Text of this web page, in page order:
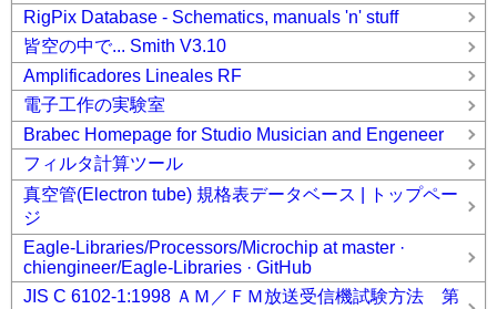
RigPix Database - Schematics, manuals 'n' stuff
皆空の中で... Smith V3.10
Amplificadores Lineales RF
電子工作の実験室
Brabec Homepage for Studio Musician and Engeneer
フィルタ計算ツール
真空管(Electron tube) 規格表データベース | トップペー
ジ
Eagle-Libraries/Processors/Microchip at master ·
chiengineer/Eagle-Libraries · GitHub
JIS C 6102-1:1998 ＡＭ／ＦＭ放送受信機試験方法 第